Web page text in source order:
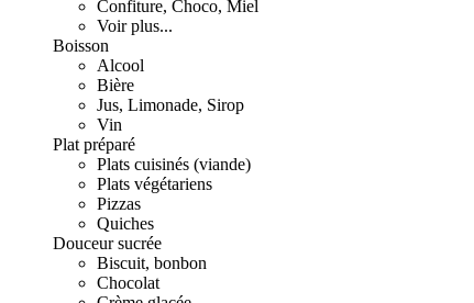
Confiture, Choco, Miel
Voir plus...
Boisson
Alcool
Bière
Jus, Limonade, Sirop
Vin
Plat préparé
Plats cuisinés (viande)
Plats végétariens
Pizzas
Quiches
Douceur sucrée
Biscuit, bonbon
Chocolat